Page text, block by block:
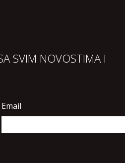
SVIM NOVOSTIMA I
Email